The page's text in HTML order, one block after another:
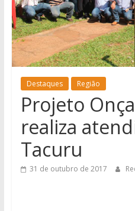
notícias
de
Iguatemi
e
região.
Destaques Região
Projeto
realiza
Tacuru
31 de outubro de 2017